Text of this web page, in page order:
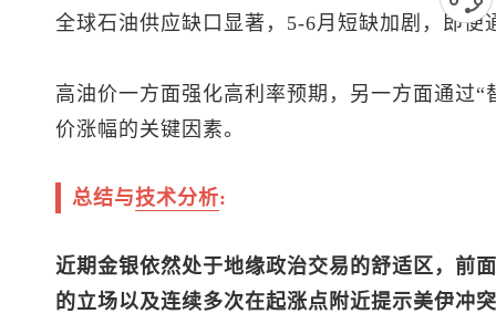
全球石油供应缺口显著，5-6月短缺加剧，即便
高油价一方面强化高利率预期，另一方面通过
价涨幅的关键因素。
总结与技术分析:
近期金银依然处于地缘政治交易的舒适区，前
的立场以及连续多次在起涨点附近提示美伊冲